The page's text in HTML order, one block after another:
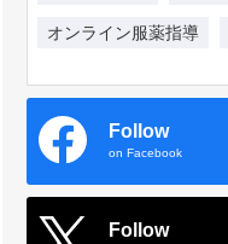
オンライン服薬指導
Follow
on Facebook
Follow